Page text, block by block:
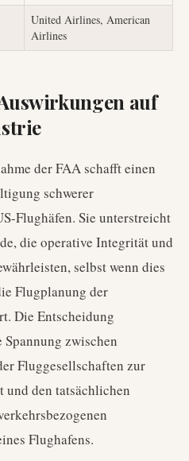
United Airlines, American
Airlines
auf
der FAA schafft einen
schwerer
Flughäfen. Sie unterstreicht
die operative Integrität und
selbst wenn dies
Flugplanung der
Die Entscheidung
zwischen
Fluggesellschaften zur
den tatsächlichen
Flughafens.